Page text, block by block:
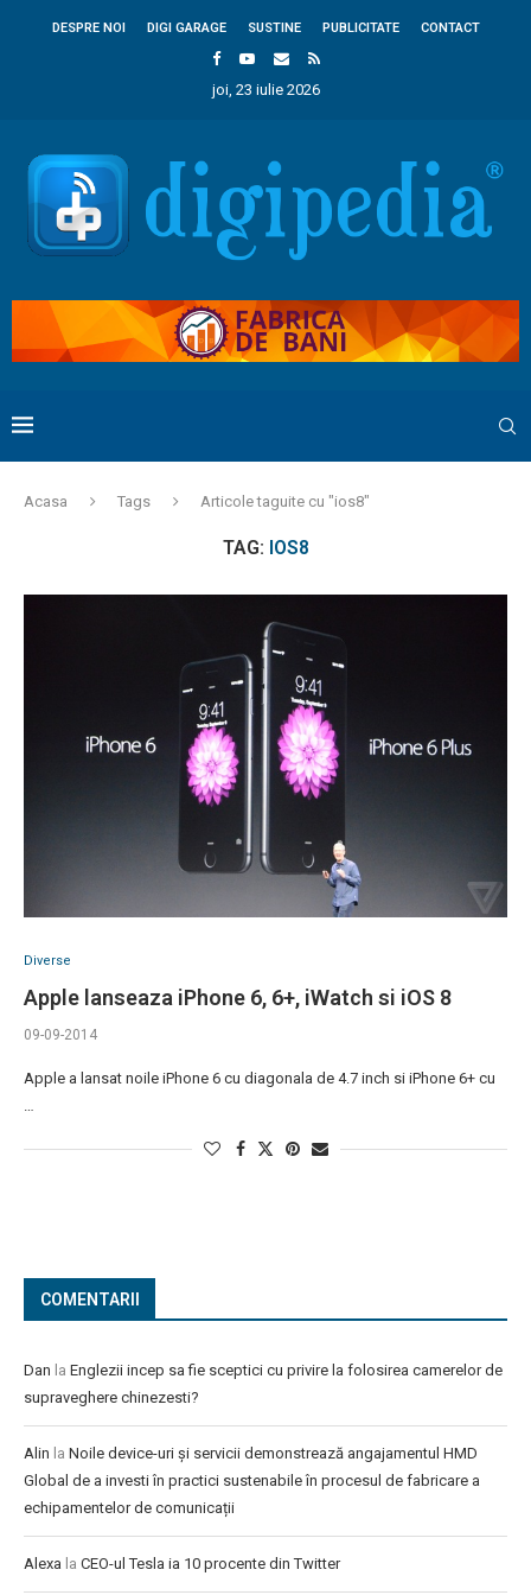
DESPRE NOI DIGI GARAGE SUSTINE PUBLICITATE CONTACT
joi, 23 iulie 2026
Acasa Tags Articole taguite cu "ios8"
TAG: IOS8
Diverse
Apple lanseaza iPhone 6, 6+, iWatch si iOS 8
09-09-2014
Apple a lansat noile iPhone 6 cu diagonala de 4.7 inch si iPhone 6+ cu
…
COMENTARII
Dan la Englezii incep sa fie sceptici cu privire la folosirea camerelor de
supraveghere chinezesti?
Alin la Noile device-uri și servicii demonstrează angajamentul HMD
Global de a investi în practici sustenabile în procesul de fabricare a
echipamentelor de comunicații
Alexa la CEO-ul Tesla ia 10 procente din Twitter